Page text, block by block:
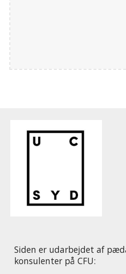
Siden er udarbejdet af
konsulenter på CFU: